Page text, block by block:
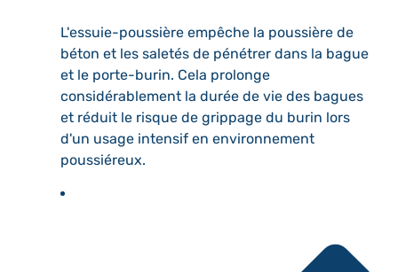
L'essuie-poussière empêche la poussière de
béton et les saletés de pénétrer dans la bague
et le porte-burin. Cela prolonge
considérablement la durée de vie des bagues
et réduit le risque de grippage du burin lors
d'un usage intensif en environnement
poussiéreux.